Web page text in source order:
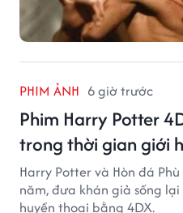
PHIM ẢNH 6 giờ trước
Phim Harry Potter
trong thời gian giới
Harry Potter và Hòn đá
năm, đưa khán giả sống
huyền thoại bằng 4DX.